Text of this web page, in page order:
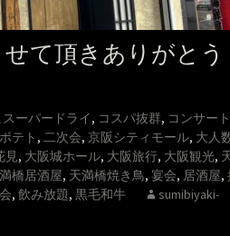
て頂きありがとう
ーパードライ, コスパ抜群, コンサート
テト , 二次会, 京阪シティモール, 大人
見, 大阪城ホール, 大阪旅行, 大阪観光,
橋居酒屋, 天満橋焼き鳥, 宴会, 居酒屋,
, 飲み放題, 黒毛和牛
sumibiyaki-